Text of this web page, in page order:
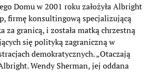
Domu w 2001 roku założyła Albright
firmę konsultingową specjalizującą
za granicą, i została matką chrzestną
się polityką zagraniczną w
demokratycznych. „Otaczają
Wendy Sherman, jej oddana